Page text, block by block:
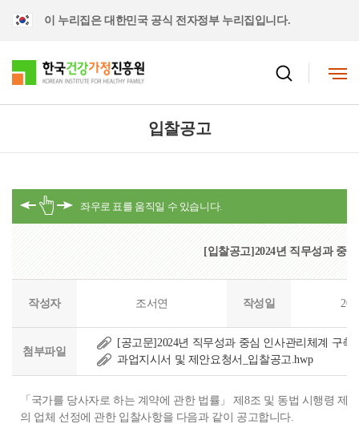
이 누리집은 대한민국 공식 전자정부 누리집입니다.
입찰공고
[입찰공고]2024년 직무성과 중
작성자 조서연 작성일
첨부파일
[공고문]2024년 직무성과 중심 인사관리체계 구축
과업지시서 및 제안요청서_입찰공고.hwp
「국가를 당사자로 하는 계약에 관한 법률」 제8조 및 동법 시행령 제
의 업체 선정에 관한 입찰사항을 다음과 같이 공고합니다.